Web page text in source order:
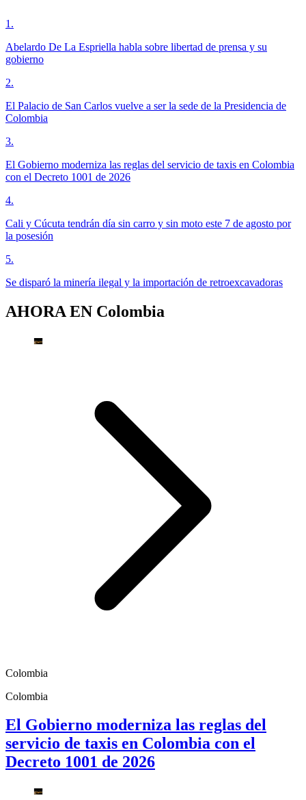
1 .
Abelardo De La Espriella habla sobre libertad de prensa y su
gobierno
2.
El Palacio de San Carlos vuelve a ser la sede de la Presidencia de
Colombia
3.
El Gobierno moderniza las reglas del servicio de taxis en Colombia
con el Decreto 1001 de 2026
4.
Cali y Cúcuta tendrán día sin carro y sin moto este 7 de agosto por
la posesión
5.
Se disparó la minería ilegal y la importación de retroexcavadoras
AHORA EN Colombia
Colombia
Colombia
El Gobierno moderniza las reglas del
servicio de taxis en Colombia con el
Decreto 1001 de 2026